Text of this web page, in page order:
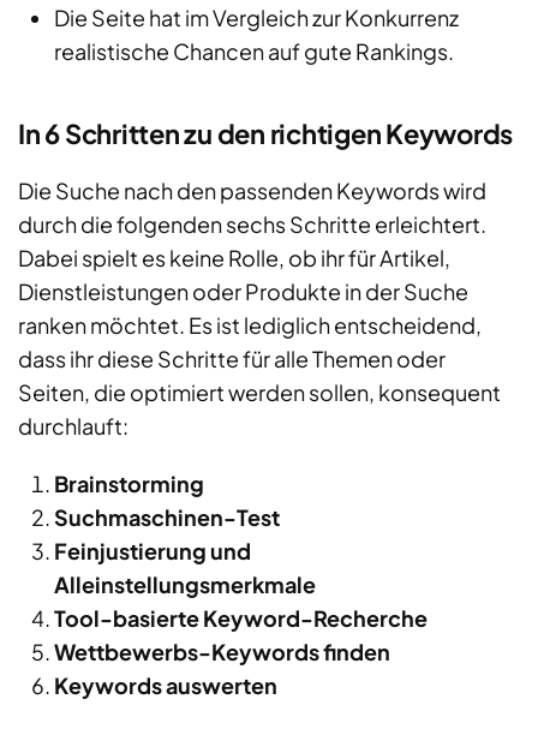
Die Seite hat im Vergleich zur Konkurrenz
realistische Chancen auf gute Rankings.
In 6 Schritten zu den richtigen Keywords
Die Suche nach den passenden Keywords wird
durch die folgenden sechs Schritte erleichtert.
Dabei spielt es keine Rolle, ob ihr für Artikel,
Dienstleistungen oder Produkte in der Suche
ranken möchtet. Es ist lediglich entscheidend,
dass ihr diese Schritte für alle Themen oder
Seiten, die optimiert werden sollen, konsequent
durchlauft:
Brainstorming
Suchmaschinen-Test
Feinjustierung und
Alleinstellungsmerkmale
Tool-basierte Keyword-Recherche
Wettbewerbs-Keywords finden
Keywords auswerten